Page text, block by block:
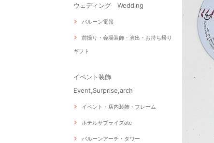
ウェディング Wedding
バルーン電報
前撮り・会場装飾・演出・お持ち帰り
ギフト
イベント装飾
Event,Surprise,arch
イベント・店内装飾・フレーム
ホテルサプライズetc
バルーンアーチ・タワー